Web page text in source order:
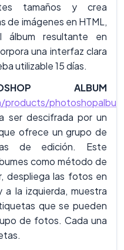
tamaños y crea
de imágenes en HTML,
álbum resultante en
una interfaz clara
utilizable 15 días.
ALBUM
ser descifrada por un
ofrece un grupo de
de edición. Este
como método de
despliega las fotos en
a la izquierda, muestra
que se pueden
de fotos. Cada una